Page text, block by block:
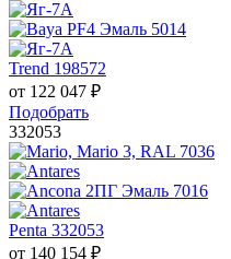
Trend 198572
от 122 047 ₽
Подобрать
332053
Penta 332053
от 140 154 ₽